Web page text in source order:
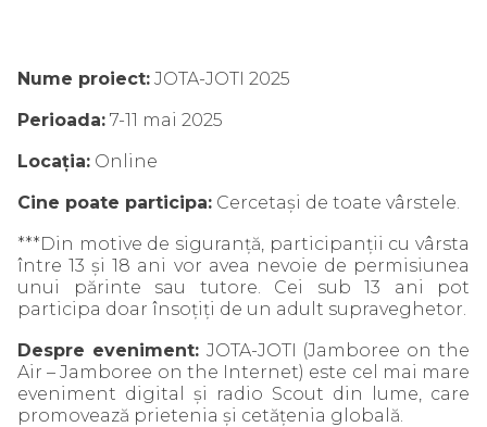
Nume proiect: JOTA-JOTI 2025
Perioada: 7-11 mai 2025
Locația: Online
Cine poate participa: Cercetași de toate vârstele.
***Din motive de siguranță, participanții cu vârsta
între 13 și 18 ani vor avea nevoie de permisiunea
unui părinte sau tutore. Cei sub 13 ani pot
participa doar însoțiți de un adult supraveghetor.
Despre eveniment: JOTA-JOTI (Jamboree on the
Air – Jamboree on the Internet) este cel mai mare
eveniment digital și radio Scout din lume, care
promovează prietenia și cetățenia globală.